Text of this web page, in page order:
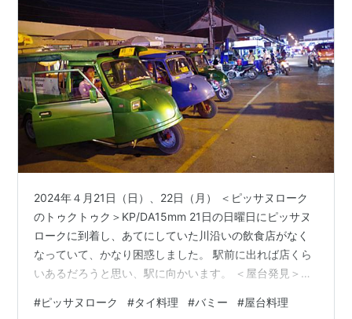
2024年４月21日（日）、22日（月） ＜ピッサヌローク
のトゥクトゥク＞KP/DA15mm 21日の日曜日にピッサヌ
ロークに到着し、あてにしていた川沿いの飲食店がなく
なっていて、かなり困惑しました。 駅前に出れば店くら
いあるだろうと思い、駅に向かいます。 ＜屋台発見＞
いやが上でも目に入りました。 客が多くかなり流行って
#ピッサヌローク #タイ料理 #バミー #屋台料理